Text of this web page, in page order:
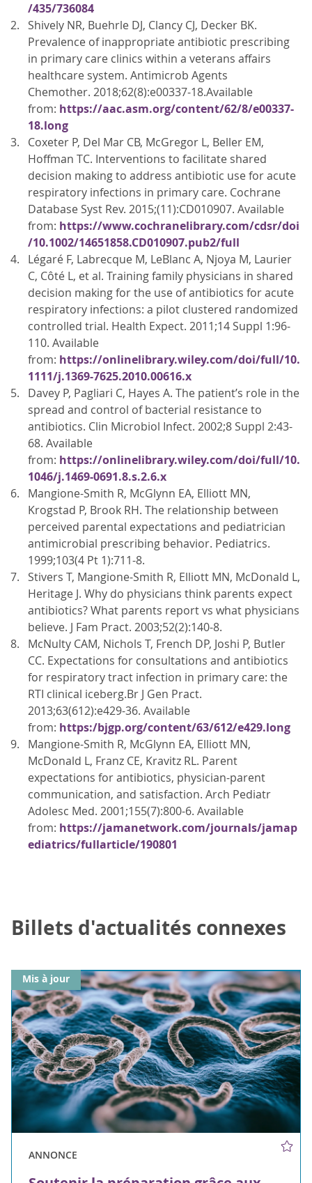
/435/736084
Shively NR, Buehrle DJ, Clancy CJ, Decker BK.
Prevalence of inappropriate antibiotic prescribing
in primary care clinics within a veterans affairs
healthcare system. Antimicrob Agents
Chemother. 2018;62(8):e00337-18.Available
from: https://aac.asm.org/content/62/8/e00337-
18.long
Coxeter P, Del Mar CB, McGregor L, Beller EM,
Hoffman TC. Interventions to facilitate shared
decision making to address antibiotic use for acute
respiratory infections in primary care. Cochrane
Database Syst Rev. 2015;(11):CD010907. Available
from: https://www.cochranelibrary.com/cdsr/doi
/10.1002/14651858.CD010907.pub2/full
Légaré F, Labrecque M, LeBlanc A, Njoya M, Laurier
C, Côté L, et al. Training family physicians in shared
decision making for the use of antibiotics for acute
respiratory infections: a pilot clustered randomized
controlled trial. Health Expect. 2011;14 Suppl 1:96-
110. Available
from: https://onlinelibrary.wiley.com/doi/full/10.
1111/j.1369-7625.2010.00616.x
Davey P, Pagliari C, Hayes A. The patient’s role in the
spread and control of bacterial resistance to
antibiotics. Clin Microbiol Infect. 2002;8 Suppl 2:43-
68. Available
from: https://onlinelibrary.wiley.com/doi/full/10.
1046/j.1469-0691.8.s.2.6.x
Mangione-Smith R, McGlynn EA, Elliott MN,
Krogstad P, Brook RH. The relationship between
perceived parental expectations and pediatrician
antimicrobial prescribing behavior. Pediatrics.
1999;103(4 Pt 1):711-8.
Stivers T, Mangione-Smith R, Elliott MN, McDonald L,
Heritage J. Why do physicians think parents expect
antibiotics? What parents report vs what physicians
believe. J Fam Pract. 2003;52(2):140-8.
McNulty CAM, Nichols T, French DP, Joshi P, Butler
CC. Expectations for consultations and antibiotics
for respiratory tract infection in primary care: the
RTI clinical iceberg.Br J Gen Pract.
2013;63(612):e429-36. Available
from: https:/bjgp.org/content/63/612/e429.long
Mangione-Smith R, McGlynn EA, Elliott MN,
McDonald L, Franz CE, Kravitz RL. Parent
expectations for antibiotics, physician-parent
communication, and satisfaction. Arch Pediatr
Adolesc Med. 2001;155(7):800-6. Available
from: https://jamanetwork.com/journals/jamap
ediatrics/fullarticle/190801
Billets d'actualités connexes
ANNONCE
Mis à jour